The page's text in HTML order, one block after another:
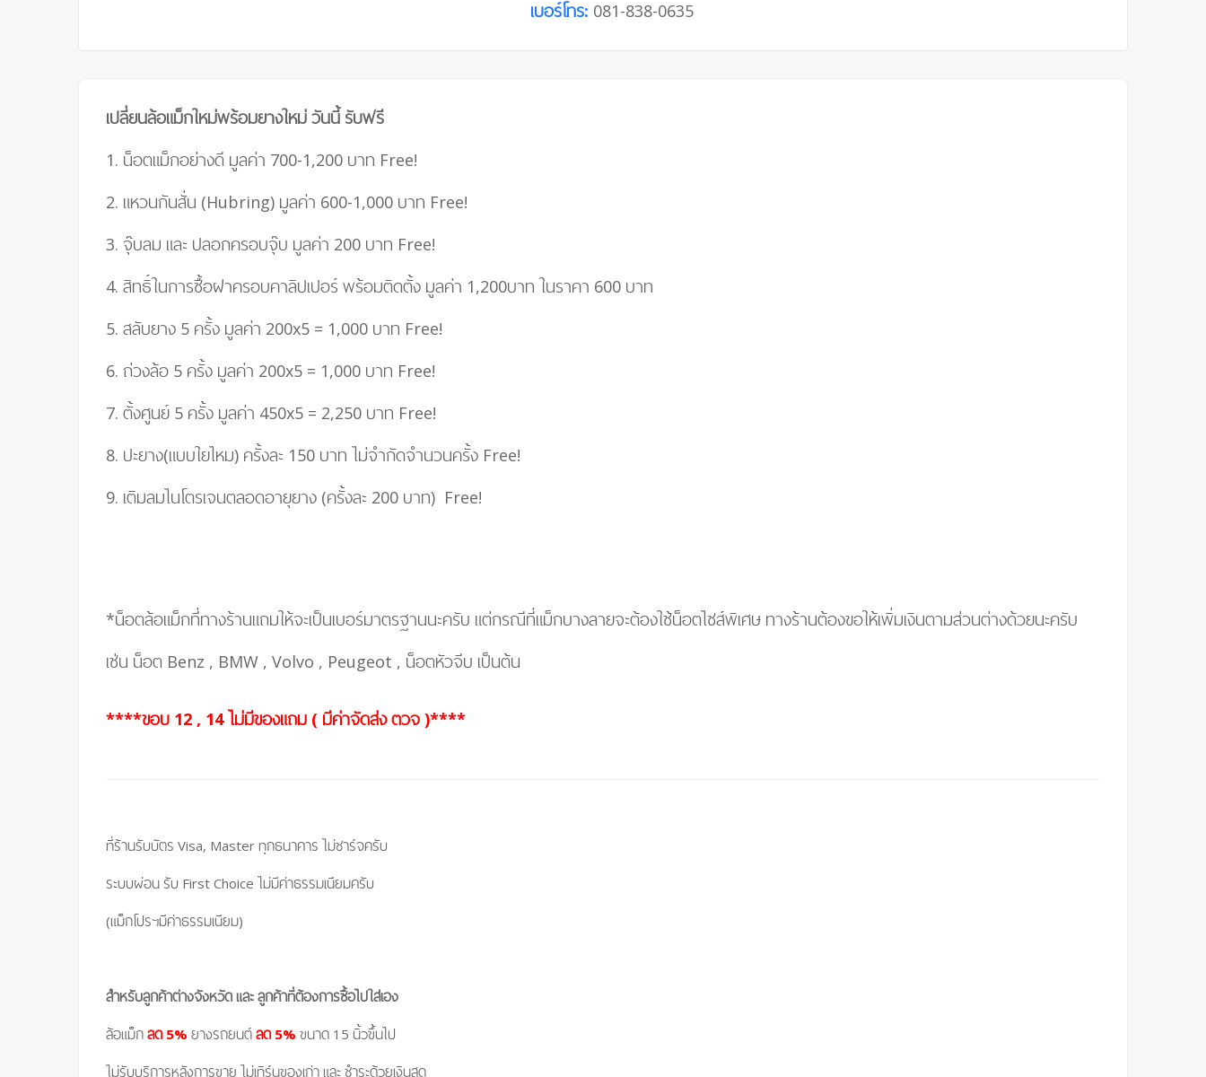
เบอร์โทร: 081-838-0635
เปลี่ยนล้อแม็กใหม่พร้อมยางใหม่ วันนี้ รับฟรี
1. น็อตแม็กอย่างดี มูลค่า 700-1,200 บาท Free!
2. แหวนกันสั่น (Hubring) มูลค่า 600-1,000 บาท Free!
3. จุ๊บลม และ ปลอกครอบจุ๊บ มูลค่า 200 บาท Free!
4. สิทธิ์ในการซื้อฝาครอบคาลิปเปอร์ พร้อมติดตั้ง มูลค่า 1,200บาท ในราคา 600 บาท
5. สลับยาง 5 ครั้ง มูลค่า 200x5 = 1,000 บาท Free!
6. ถ่วงล้อ 5 ครั้ง มูลค่า 200x5 = 1,000 บาท Free!
7. ตั้งศูนย์ 5 ครั้ง มูลค่า 450x5 = 2,250 บาท Free!
8. ปะยาง(แบบใยไหม) ครั้งละ 150 บาท ไม่จำกัดจำนวนครั้ง Free!
9. เติมลมไนโตรเจนตลอดอายุยาง (ครั้งละ 200 บาท) Free!
*น็อตล้อแม็กที่ทางร้านแถมให้จะเป็นเบอร์มาตรฐานนะครับ แต่กรณีที่แม็กบางลายจะต้องใช้น็อตไซส์พิเศษ ทางร้านต้องขอให้เพิ่มเงินตามส่วนต่างด้วยนะครับ
เช่น น็อต Benz , BMW , Volvo , Peugeot , น็อตหัวจีบ เป็นต้น
****ขอบ 12 , 14 ไม่มีของแถม ( มีค่าจัดส่ง ตวจ )****
ที่ร้านรับบัตร Visa, Master ทุกธนาคาร ไม่ชาร์จครับ
ระบบผ่อน รับ First Choice ไม่มีค่าธรรมเนียมครับ
(แม็กโปรฯมีค่าธรรมเนียม)
สำหรับลูกค้าต่างจังหวัด และ ลูกค้าที่ต้องการซื้อไปใส่เอง
ล้อแม็ก ลด 5% ยางรถยนต์ ลด 5% ขนาด 15 นิ้วขึ้นไป
ไม่รับบริการหลังการขาย ไม่เทิร์นของเก่า และ ชำระด้วยเงินสด